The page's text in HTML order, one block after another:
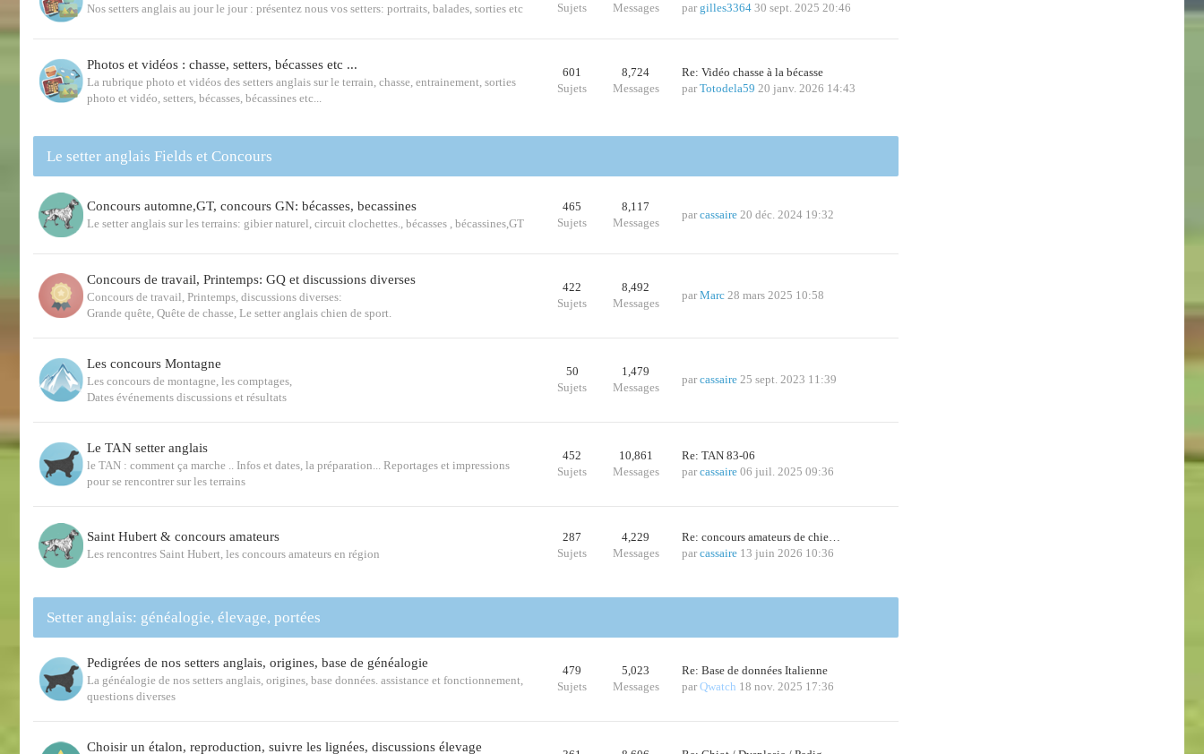
Nos setters anglais au jour le jour : présentez nous vos setters: portraits, balades, sorties etc
Sujets
Messages
par gilles3364 30 sept. 2025 20:46
Photos et vidéos : chasse, setters, bécasses etc ...
La rubrique photo et vidéos des setters anglais sur le terrain, chasse, entrainement, sorties
photo et vidéo, setters, bécasses, bécassines etc...
601
Sujets
8,724
Messages
Re: Vidéo chasse à la bécasse
par Totodela59 20 janv. 2026 14:43
Le setter anglais Fields et Concours
Concours automne,GT, concours GN: bécasses, becassines
Le setter anglais sur les terrains: gibier naturel, circuit clochettes., bécasses , bécassines,GT
465
Sujets
8,117
Messages
par cassaire 20 déc. 2024 19:32
Concours de travail, Printemps: GQ et discussions diverses
Concours de travail, Printemps, discussions diverses:
Grande quête, Quête de chasse, Le setter anglais chien de sport.
422
Sujets
8,492
Messages
par Marc 28 mars 2025 10:58
Les concours Montagne
Les concours de montagne, les comptages,
Dates événements discussions et résultats
50
Sujets
1,479
Messages
par cassaire 25 sept. 2023 11:39
Le TAN setter anglais
le TAN : comment ça marche .. Infos et dates, la préparation... Reportages et impressions
pour se rencontrer sur les terrains
452
Sujets
10,861
Messages
Re: TAN 83-06
par cassaire 06 juil. 2025 09:36
Saint Hubert & concours amateurs
Les rencontres Saint Hubert, les concours amateurs en région
287
Sujets
4,229
Messages
Re: concours amateurs de chie…
par cassaire 13 juin 2026 10:36
Setter anglais: généalogie, élevage, portées
Pedigrées de nos setters anglais, origines, base de généalogie
La généalogie de nos setters anglais, origines, base données. assistance et fonctionnement,
questions diverses
479
Sujets
5,023
Messages
Re: Base de données Italienne
par Qwatch 18 nov. 2025 17:36
Choisir un étalon, reproduction, suivre les lignées, discussions élevage